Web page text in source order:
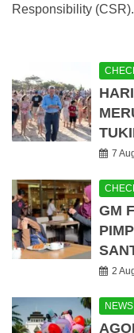
Responsibility
7
GM
2
NEWS